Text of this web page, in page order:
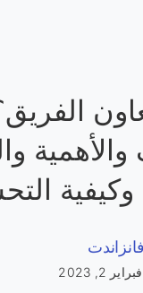
وكيفية
2, 2023